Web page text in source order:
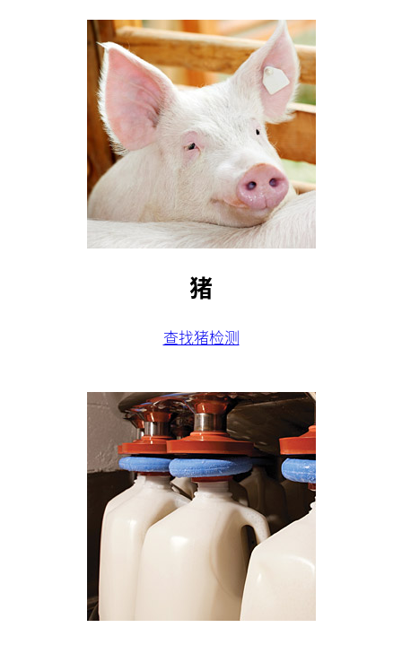
猪
查找猪检测